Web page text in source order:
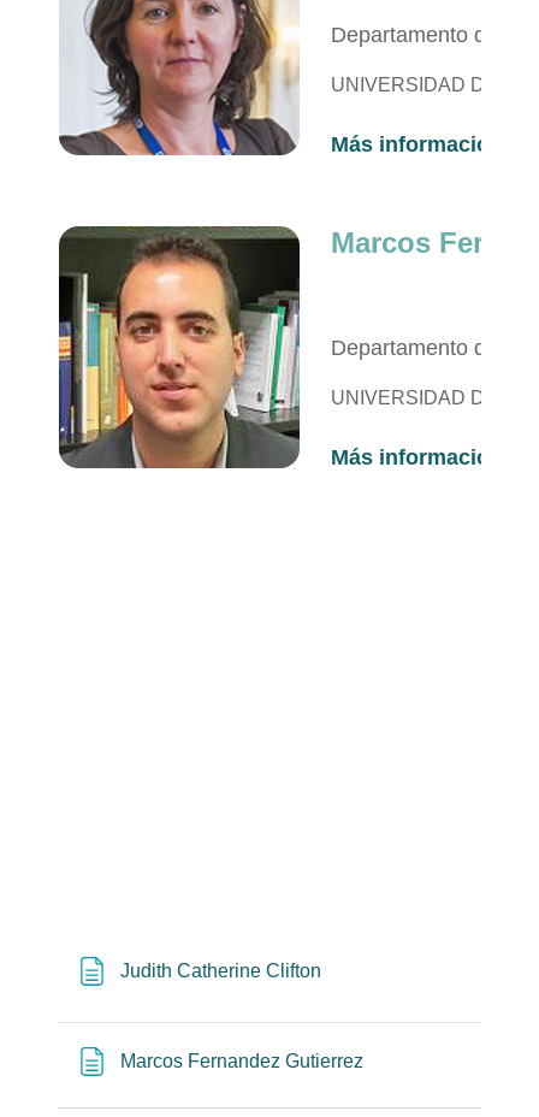
Departamento de
UNIVERSIDAD DE
Más información
Marcos
UNIVERSIDAD DE
Más información
Judith Catherine Clifton
Marcos Fernandez Gutierrez